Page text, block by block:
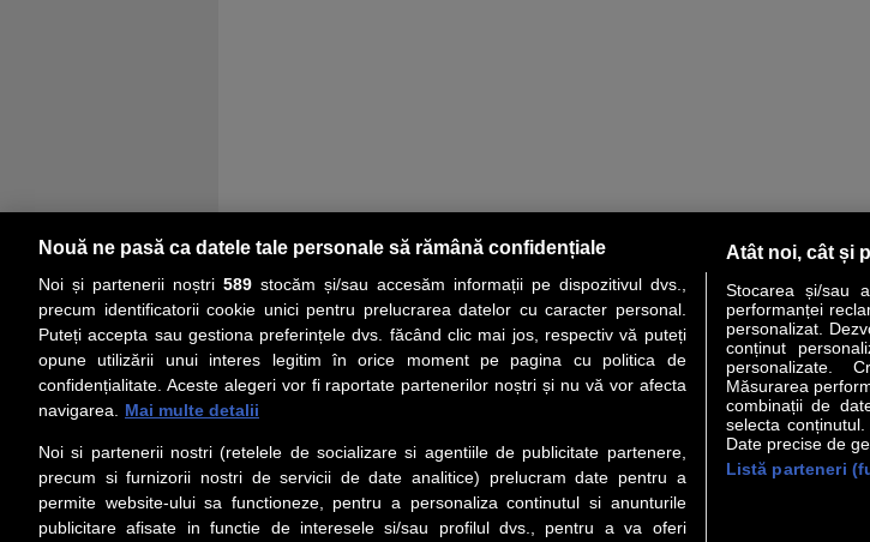
PRIMA PAGINĂ COVER STORY LIDERI ANALIZE HI-
Social
Urmareste-ne pe Facebook
iarul Financiar
Despre Noi
Contact Redactie
Politica de confidentialitate
Termeni si conditii
About cookies
Nouă ne pasă ca datele tale personale să rămână confidențiale
Noi și partenerii noștri 589stocăm și/sau accesăm informații pe dispozitivul dvs.,
precum identificatorii cookie unici pentru prelucrarea datelor cu caracter personal.
Puteți accepta sau gestiona preferințele dvs. făcând clic mai jos, respectiv vă puteți
opune utilizării unui interes legitim în orice moment pe pagina cu politica de
confidențialitate. Aceste alegeri vor fi raportate partenerilor noștri și nu vă vor afecta
navigarea.
Mai multe detalii
Noi si partenerii nostri (retelele de socializare si agentiile de publicitate partenere,
precum si furnizorii nostri de servicii de date analitice) prelucram date pentru a
permite website-ului sa functioneze, pentru a personaliza continutul si anunturile
publicitare afisate in functie de interesele si/sau profilul dvs., pentru a va oferi
Atât noi, cât și
Stocarea și/sau
performanței
personalizat.
conținut
personalizate.
Măsurarea
combinații de
selecta
Date precise de
Listă parteneri